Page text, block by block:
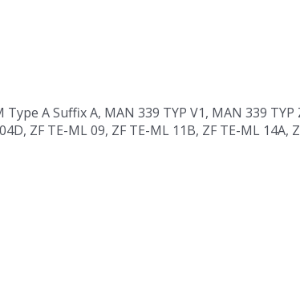
A Suffix A, MAN 339 TYP V1, MAN 339 TYP
ZF TE-ML 09, ZF TE-ML 11B, ZF TE-ML 14A,